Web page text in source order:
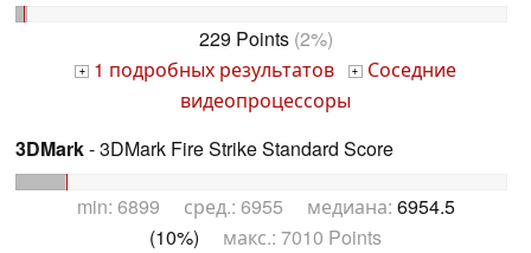
229 Points(2%)
+ 1 подробных результатов + Соседние
видеопроцессоры
3DMark- 3DMark Fire Strike Standard Score
min: 6899 сред.: 6955 медиана: 6954.5
(10%) макс.: 7010 Points